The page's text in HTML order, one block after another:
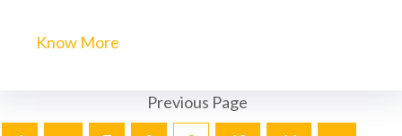
Know More
Previous Page